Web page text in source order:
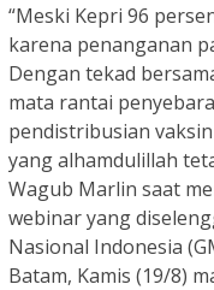
“Meski Kepri 96
karena penanganan
Dengan tekad
mata rantai
pendistribusian
yang alhamdulillah
Wagub Marlin saat
webinar yang
Nasional Indonesia
Batam, Kamis (19/8)